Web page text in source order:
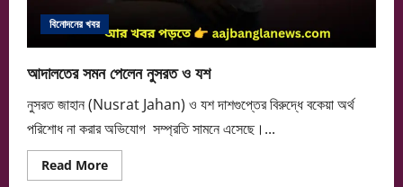
বিনোদনের খবর
আদালতের সমন পেলেন নুসরত ও যশ
নুসরত জাহান (Nusrat Jahan) ও যশ দাশগুপ্তের বিরুদ্ধে বকেয়া অর্থ
পরিশোধ না করার অভিযোগ সম্প্রতি সামনে এসেছে।...
Read MoreRead
more